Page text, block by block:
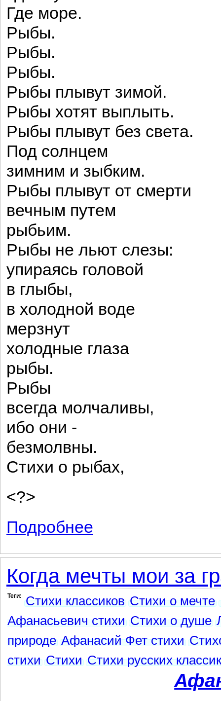
Где море.
Рыбы.
Рыбы.
Рыбы.
Рыбы плывут зимой.
Рыбы хотят выплыть.
Рыбы плывут без света.
Под солнцем
зимним и зыбким.
Рыбы плывут от смерти
вечным путем
рыбьим.
Рыбы не льют слезы:
упираясь головой
в глыбы,
в холодной воде
мерзнут
холодные глаза
рыбы.
Рыбы
всегда молчаливы,
ибо они -
безмолвны.
Стихи о рыбах,
<?>
Подробнее
Когда мечты мои за
Теги: Стихи классиков Стихи о мечте
Афанасьевич стихи Стихи о душе
природе Афанасий Фет стихи
стихи Стихи Стихи русских